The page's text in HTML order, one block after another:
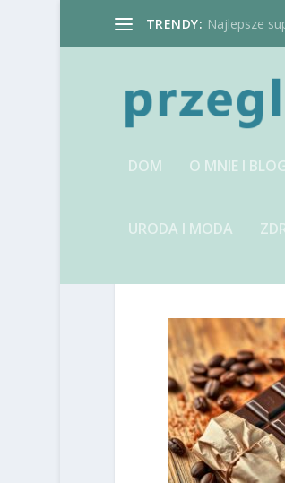
TRENDY: Najlepsze
DOM O MNIE I
URODA I MODA